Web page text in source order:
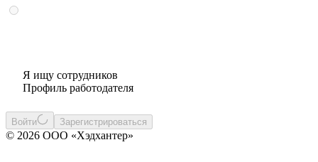
Я ищу сотрудников
Профиль работодателя
Войти Зарегистрироваться
© 2026 ООО «Хэдхантер»